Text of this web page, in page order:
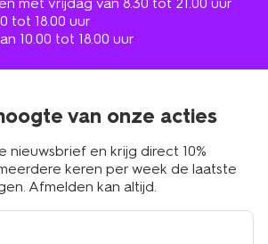
tot 18.00 uur
10.00 tot 18.00 uur
van onze acties
nieuwsbrief en krijg direct 10%
keren per week de laatste
Afmelden kan altijd.